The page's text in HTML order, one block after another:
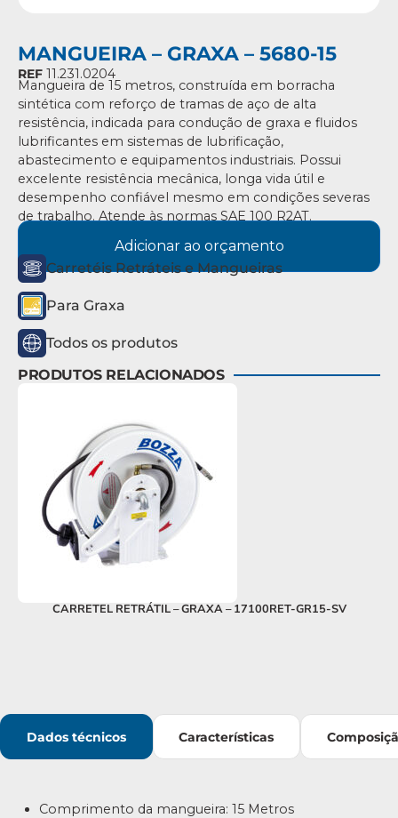
MANGUEIRA – GRAXA – 5680-15
REF 11.231.0204
Mangueira de 15 metros, construída em borracha
sintética com reforço de tramas de aço de alta
resistência, indicada para condução de graxa e fluidos
lubrificantes em sistemas de lubrificação,
abastecimento e equipamentos industriais. Possui
excelente resistência mecânica, longa vida útil e
desempenho confiável mesmo em condições severas
de trabalho. Atende às normas SAE 100 R2AT.
Adicionar ao orçamento
Carretéis Retráteis e Mangueiras
Para Graxa
Todos os produtos
PRODUTOS RELACIONADOS
CARRETEL RETRÁTIL – GRAXA – 17100RET-GR15-SV
Dados técnicos Características
Comprimento da mangueira: 15 Metros